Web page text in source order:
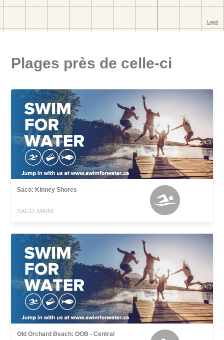
Plages près de celle-ci
Saco: Kinney Shores
SACO, MAINE
Old Orchard Beach: OOB - Central